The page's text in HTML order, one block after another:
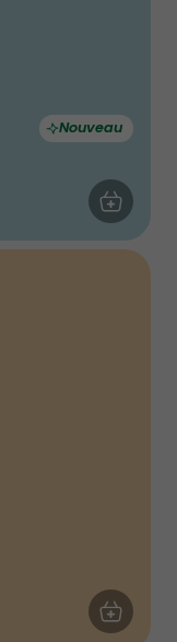
Nouveau
AJOUTER
AJOUTER